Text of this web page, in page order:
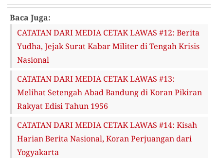
Baca Juga:
CATATAN DARI MEDIA CETAK LAWAS #12: Berita
Yudha, Jejak Surat Kabar Militer di Tengah Krisis
Nasional
CATATAN DARI MEDIA CETAK LAWAS #13:
Melihat Setengah Abad Bandung di Koran Pikiran
Rakyat Edisi Tahun 1956
CATATAN DARI MEDIA CETAK LAWAS #14: Kisah
Harian Berita Nasional, Koran Perjuangan dari
Yogyakarta